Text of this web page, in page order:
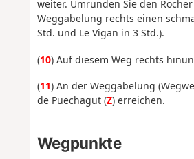
weiter. Umrunden Sie den
Weggabelung rechts einen
Std. und Le Vigan in 3 Std.).
(10) Auf diesem Weg rechts
(11) An der Weggabelung
de Puechagut (Z) erreichen.
Wegpunkte